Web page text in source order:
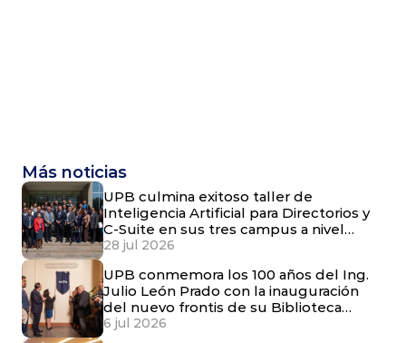
Más noticias
UPB culmina exitoso taller de
Inteligencia Artificial para Directorios y
C-Suite en sus tres campus a nivel
nacional
28 jul 2026
UPB conmemora los 100 años del Ing.
Julio León Prado con la inauguración
del nuevo frontis de su Biblioteca
Central
6 jul 2026